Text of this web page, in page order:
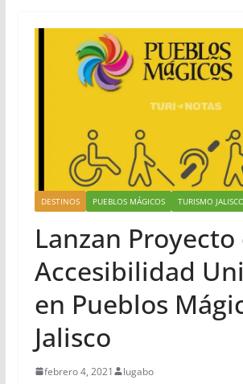
DESTINOS PUEBLOS MÁGICOS TURISMO
Lanzan Proyecto
Accesibilidad
en Pueblos
Jalisco
febrero 4, 2021 lugabo